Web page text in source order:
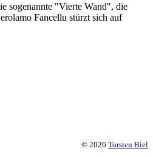
sogenannte "Vierte Wand", die
Fancellu stürzt sich auf
© 2026 Torsten Biel